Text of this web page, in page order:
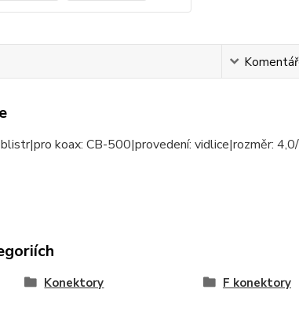
koax: CB-500|provedení: vidlice|rozměr:
Konektory F konektory